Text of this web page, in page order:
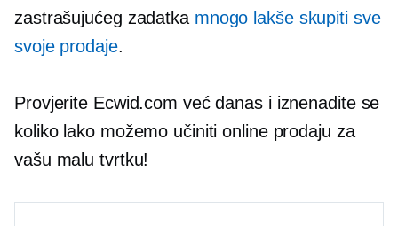
zastrašujućeg zadatka mnogo lakše skupiti sve
svoje prodaje.
Provjerite Ecwid.com već danas i iznenadite se
koliko lako možemo učiniti online prodaju za
vašu malu tvrtku!